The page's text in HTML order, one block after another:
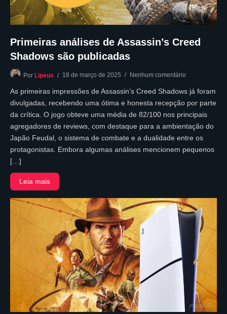
Primeiras análises de Assassin’s Creed
Shadows são publicadas
Por Lipeux 18 de março de 2025 Nenhum comentário
As primeiras impressões de Assassin’s Creed Shadows já foram
divulgadas, recebendo uma ótima e honesta recepção por parte
da crítica. O jogo obteve uma média de 82/100 nos principais
agregadores de reviews, com destaque para a ambientação do
Japão Feudal, o sistema de combate e a dualidade entre os
protagonistas. Embora algumas análises mencionem pequenos
[…]
Leia mais